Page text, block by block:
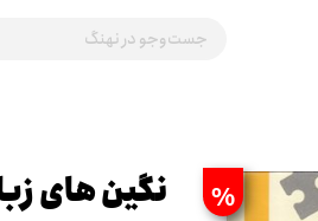
% نگین های